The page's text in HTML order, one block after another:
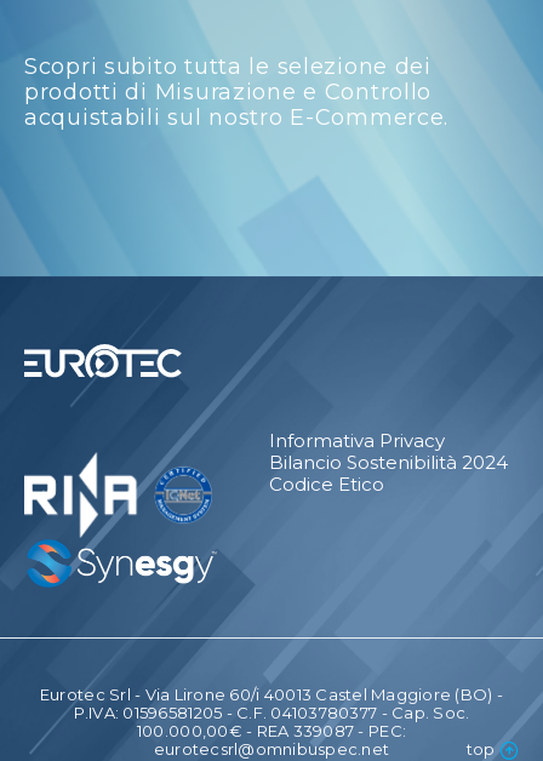
Scopri subito tutta le selezione dei
prodotti di Misurazione e Controllo
acquistabili sul nostro E-Commerce.
Informativa Privacy
Bilancio Sostenibilità 2024
Codice Etico
Eurotec Srl - Via Lirone 60/i 40013 Castel Maggiore (BO) -
P.IVA: 01596581205 - C.F. 04103780377 - Cap. Soc.
100.000,00€ - REA 339087 - PEC:
eurotecsrl@omnibuspec.net
top